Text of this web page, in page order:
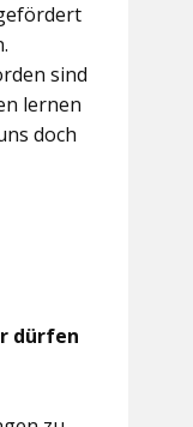
sind
lernen
doch
dürfen